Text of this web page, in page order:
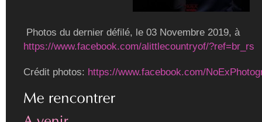
Photos du dernier défilé, le 03 Novembre 2019, à
https://www.facebook.com/alittlecountryof/?ref=br_rs
Crédit photos: https://www.facebook.com/